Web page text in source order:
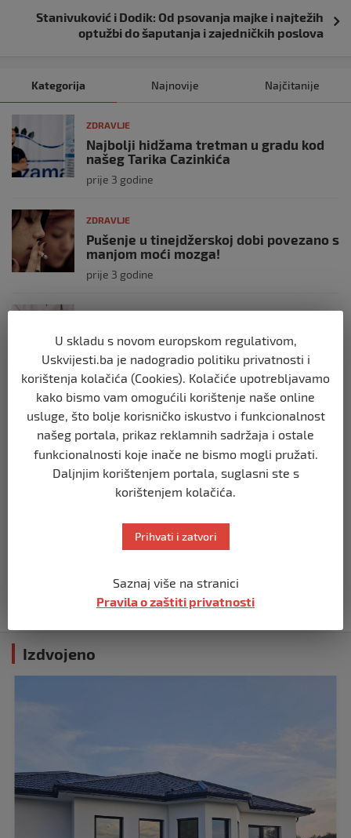
Stanivuković i Dodik: Od psovanja majke i najtežih
optužbi do šaputanja i zajedničkih poslova
Kategorija Najnovije Najčitanije
ZDRAVLJE
Najbolji hidžama tretman u gradu kod
našeg Tarika Cazinkića
prije 3 godine
ZDRAVLJE
Pušenje u tinejdžerskoj dobi povezano s
manjom moći mozga!
prije 3 godine
U Bosni i Hercegovini nedostaje čak 50
posto ljekara opće prakse
prije 3 godine
ZDRAVLJE
10% POPUSTA NA LABORATORIJSKE
PRETRAGE U POLIKLINICI MUMINOVIĆ!
prije 4 godine
Uspješno organiziran i realiziran
projekat Aktivno za zajednicu:
Upoznajmo kulturu i kulturno –
promoviranja politika prema mladima“
prije 4 godine
Izdvojeno
U skladu s novom europskom regulativom,
Uskvijesti.ba je nadogradio politiku privatnosti i
korištenja kolačića (Cookies). Kolačiće upotrebljavamo
kako bismo vam omogućili korištenje naše online
usluge, što bolje korisničko iskustvo i funkcionalnost
našeg portala, prikaz reklamnih sadržaja i ostale
funkcionalnosti koje inače ne bismo mogli pružati.
Daljnjim korištenjem portala, suglasni ste s
korištenjem kolačića.
Prihvati i zatvori
Saznaj više na stranici
Pravila o zaštiti privatnosti